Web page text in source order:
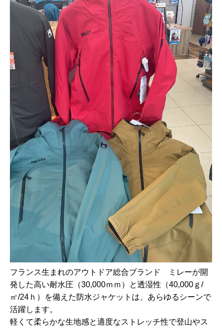
フランス生まれのアウトドア総合ブランド ミレーが開
発した高い耐水圧（30,000ｍｍ）と透湿性（40,000ｇ/
㎡/24ｈ）を備えた防水ジャケットは、あらゆるシーンで
活躍します。
軽くて柔らかな生地感と適度なストレッチ性で登山やス